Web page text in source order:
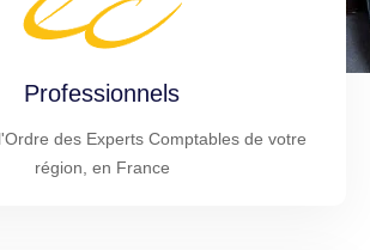
Professionnels
des Experts Comptables de votre
région, en France